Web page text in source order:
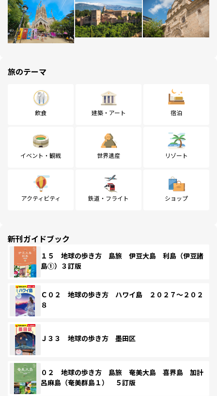
旅のテーマ
飲食 建築・アート 宿泊
イベント・観戦 世界遺産 リゾート
アクティビティ 鉄道・フライト ショップ
新刊ガイドブック
１５ 地球の歩き方 島旅 伊豆大島 利島（伊豆諸
島①）３訂版
Ｃ０２ 地球の歩き方 ハワイ島 ２０２７～２０２
８
Ｊ３３ 地球の歩き方 墨田区
０２ 地球の歩き方 島旅 奄美大島 喜界島 加計
呂麻島（奄美群島１） ５訂版